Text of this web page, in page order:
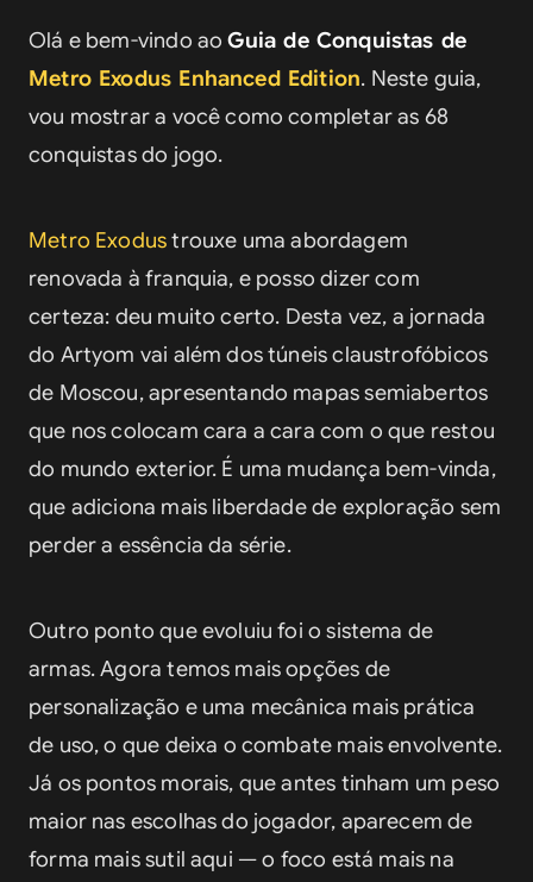
Senhor da Guerra
Olá e bem-vindo ao
Metro Exodus Enhanced Edition. Neste guia,
vou mostrar a você como completar as 68
conquistas do jogo.
Metro Exodus trouxe uma abordagem
renovada à franquia, e posso dizer com
certeza: deu muito certo. Desta vez, a jornada
do Artyom vai além dos túneis claustrofóbicos
de Moscou, apresentando mapas semiabertos
que nos colocam cara a cara com o que restou
do mundo exterior. É uma mudança bem-vinda,
que adiciona mais liberdade de exploração sem
perder a essência da série.
Outro ponto que evoluiu foi o sistema de
armas. Agora temos mais opções de
personalização e uma mecânica mais prática
de uso, o que deixa o combate mais envolvente.
Já os pontos morais, que antes tinham um peso
maior nas escolhas do jogador, aparecem de
forma mais sutil aqui — o foco está mais na